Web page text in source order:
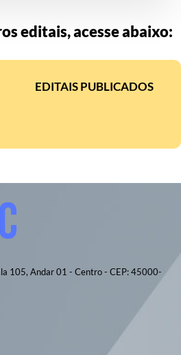
editais, acesse abaixo:
EDITAIS PUBLICADOS
105, Andar 01 - Centro - CEP: 45000-